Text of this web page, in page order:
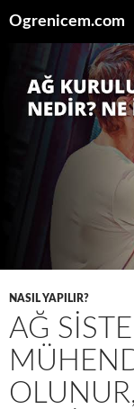
Ogrenicem.com
NASIL YAPILIR?
AĞ